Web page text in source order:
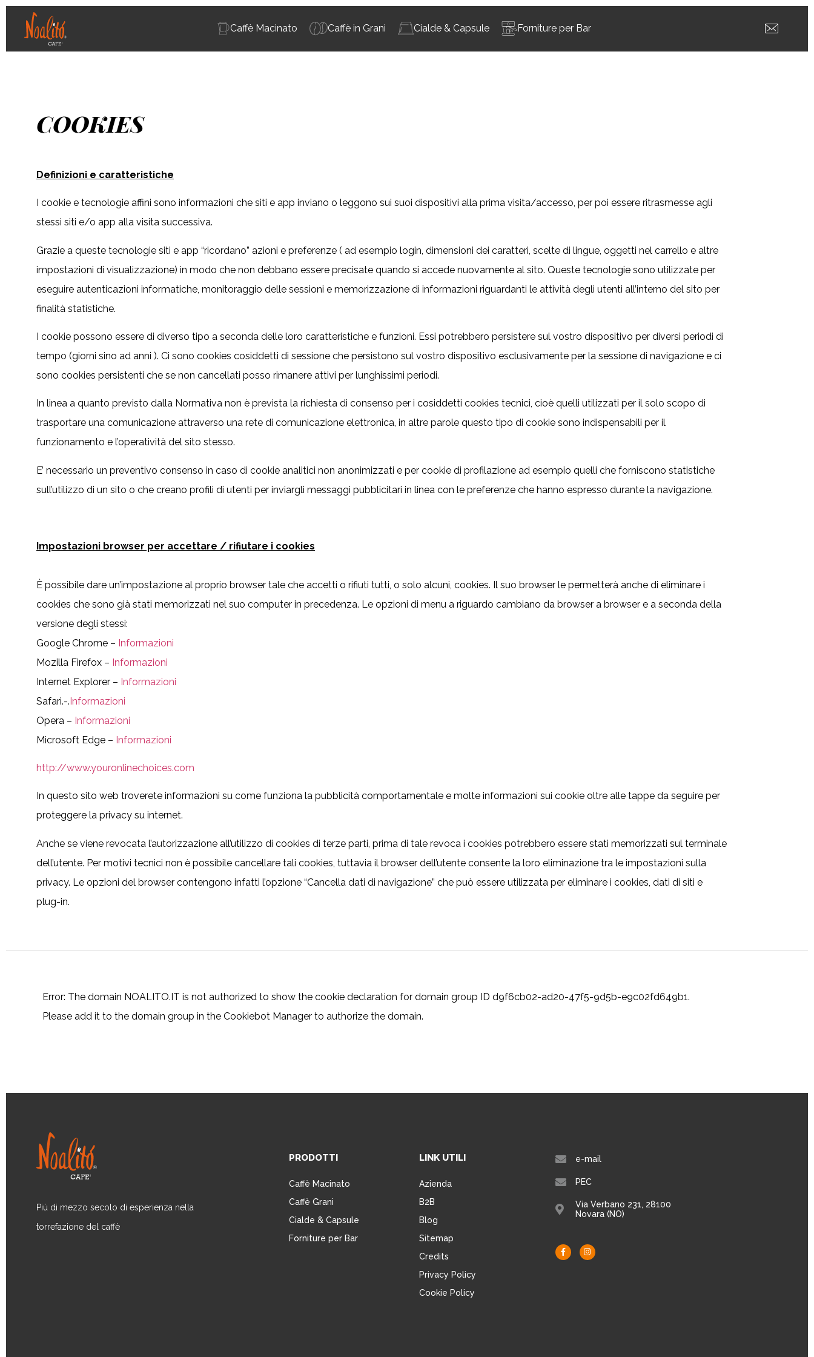
Caffè Macinato Caffè in Grani Cialde & Capsule Forniture per Bar
COOKIES
Definizioni e caratteristiche
I cookie e tecnologie affini sono informazioni che siti e app inviano o leggono sui suoi dispositivi alla prima visita/accesso, per poi essere ritrasmesse agli
stessi siti e/o app alla visita successiva.
Grazie a queste tecnologie siti e app “ricordano” azioni e preferenze ( ad esempio login, dimensioni dei caratteri, scelte di lingue, oggetti nel carrello e altre
impostazioni di visualizzazione) in modo che non debbano essere precisate quando si accede nuovamente al sito. Queste tecnologie sono utilizzate per
eseguire autenticazioni informatiche, monitoraggio delle sessioni e memorizzazione di informazioni riguardanti le attività degli utenti all’interno del sito per
finalità statistiche.
I cookie possono essere di diverso tipo a seconda delle loro caratteristiche e funzioni. Essi potrebbero persistere sul vostro dispositivo per diversi periodi di
tempo (giorni sino ad anni ). Ci sono cookies cosiddetti di sessione che persistono sul vostro dispositivo esclusivamente per la sessione di navigazione e ci
sono cookies persistenti che se non cancellati posso rimanere attivi per lunghissimi periodi.
In linea a quanto previsto dalla Normativa non è prevista la richiesta di consenso per i cosiddetti cookies tecnici, cioè quelli utilizzati per il solo scopo di
trasportare una comunicazione attraverso una rete di comunicazione elettronica, in altre parole questo tipo di cookie sono indispensabili per il
funzionamento e l’operatività del sito stesso.
E’ necessario un preventivo consenso in caso di cookie analitici non anonimizzati e per cookie di profilazione ad esempio quelli che forniscono statistiche
sull’utilizzo di un sito o che creano profili di utenti per inviargli messaggi pubblicitari in linea con le preferenze che hanno espresso durante la navigazione.
Impostazioni browser per accettare / rifiutare i cookies
È possibile dare un’impostazione al proprio browser tale che accetti o rifiuti tutti, o solo alcuni, cookies. Il suo browser le permetterà anche di eliminare i
cookies che sono già stati memorizzati nel suo computer in precedenza. Le opzioni di menu a riguardo cambiano da browser a browser e a seconda della
versione degli stessi:
Google Chrome – Informazioni
Mozilla Firefox – Informazioni
Internet Explorer – Informazioni
Safari.-.Informazioni
Opera – Informazioni
Microsoft Edge – Informazioni
http://www.youronlinechoices.com
In questo sito web troverete informazioni su come funziona la pubblicità comportamentale e molte informazioni sui cookie oltre alle tappe da seguire per
proteggere la privacy su internet.
Anche se viene revocata l’autorizzazione all’utilizzo di cookies di terze parti, prima di tale revoca i cookies potrebbero essere stati memorizzati sul terminale
dell’utente. Per motivi tecnici non è possibile cancellare tali cookies, tuttavia il browser dell’utente consente la loro eliminazione tra le impostazioni sulla
privacy. Le opzioni del browser contengono infatti l’opzione “Cancella dati di navigazione” che può essere utilizzata per eliminare i cookies, dati di siti e
plug-in.
Error: The domain NOALITO.IT is not authorized to show the cookie declaration for domain group ID d9f6cb02-ad20-47f5-9d5b-e9c02fd649b1.
Please add it to the domain group in the Cookiebot Manager to authorize the domain.
Più di mezzo secolo di esperienza nella
torrefazione del caffè
PRODOTTI
Caffè Macinato
Caffè Grani
Cialde & Capsule
Forniture per Bar
LINK UTILI
Azienda
B2B
Blog
Sitemap
Credits
Privacy Policy
Cookie Policy
e-mail
PEC
Via Verbano 231, 28100
Novara (NO)